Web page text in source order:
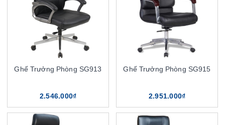
Ghế Trưởng Phòng SG913
2.546.000₫
Ghế Trưởng Phòng SG915
2.951.000₫